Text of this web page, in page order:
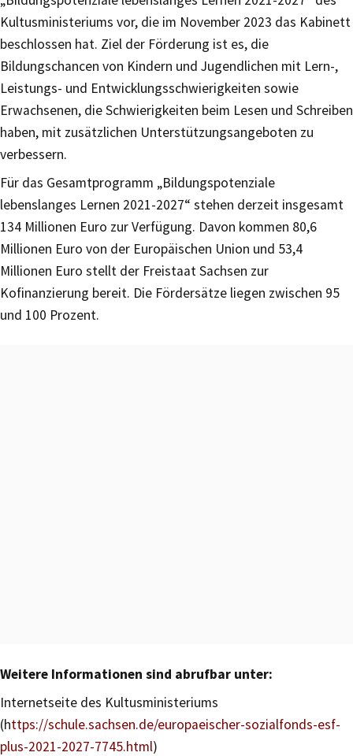
Kultusministeriums vor, die im November 2023 das Kabinett
beschlossen hat. Ziel der Förderung ist es, die
Bildungschancen von Kindern und Jugendlichen mit Lern-,
Leistungs- und Entwicklungsschwierigkeiten sowie
Erwachsenen, die Schwierigkeiten beim Lesen und Schreiben
haben, mit zusätzlichen Unterstützungsangeboten zu
verbessern.
Für das Gesamtprogramm „Bildungspotenziale
lebenslanges Lernen 2021-2027“ stehen derzeit insgesamt
134 Millionen Euro zur Verfügung. Davon kommen 80,6
Millionen Euro von der Europäischen Union und 53,4
Millionen Euro stellt der Freistaat Sachsen zur
Kofinanzierung bereit. Die Fördersätze liegen zwischen 95
und 100 Prozent.
Weitere Informationen sind abrufbar unter:
Internetseite des Kultusministeriums
(https://schule.sachsen.de/europaeischer-sozialfonds-esf-
plus-2021-2027-7745.html)